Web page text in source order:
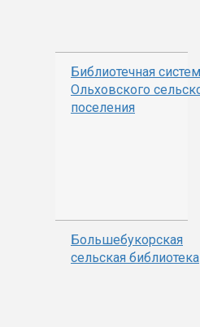
Библиотечная
Ольховского
поселения
Большебукорская
сельская библиотека